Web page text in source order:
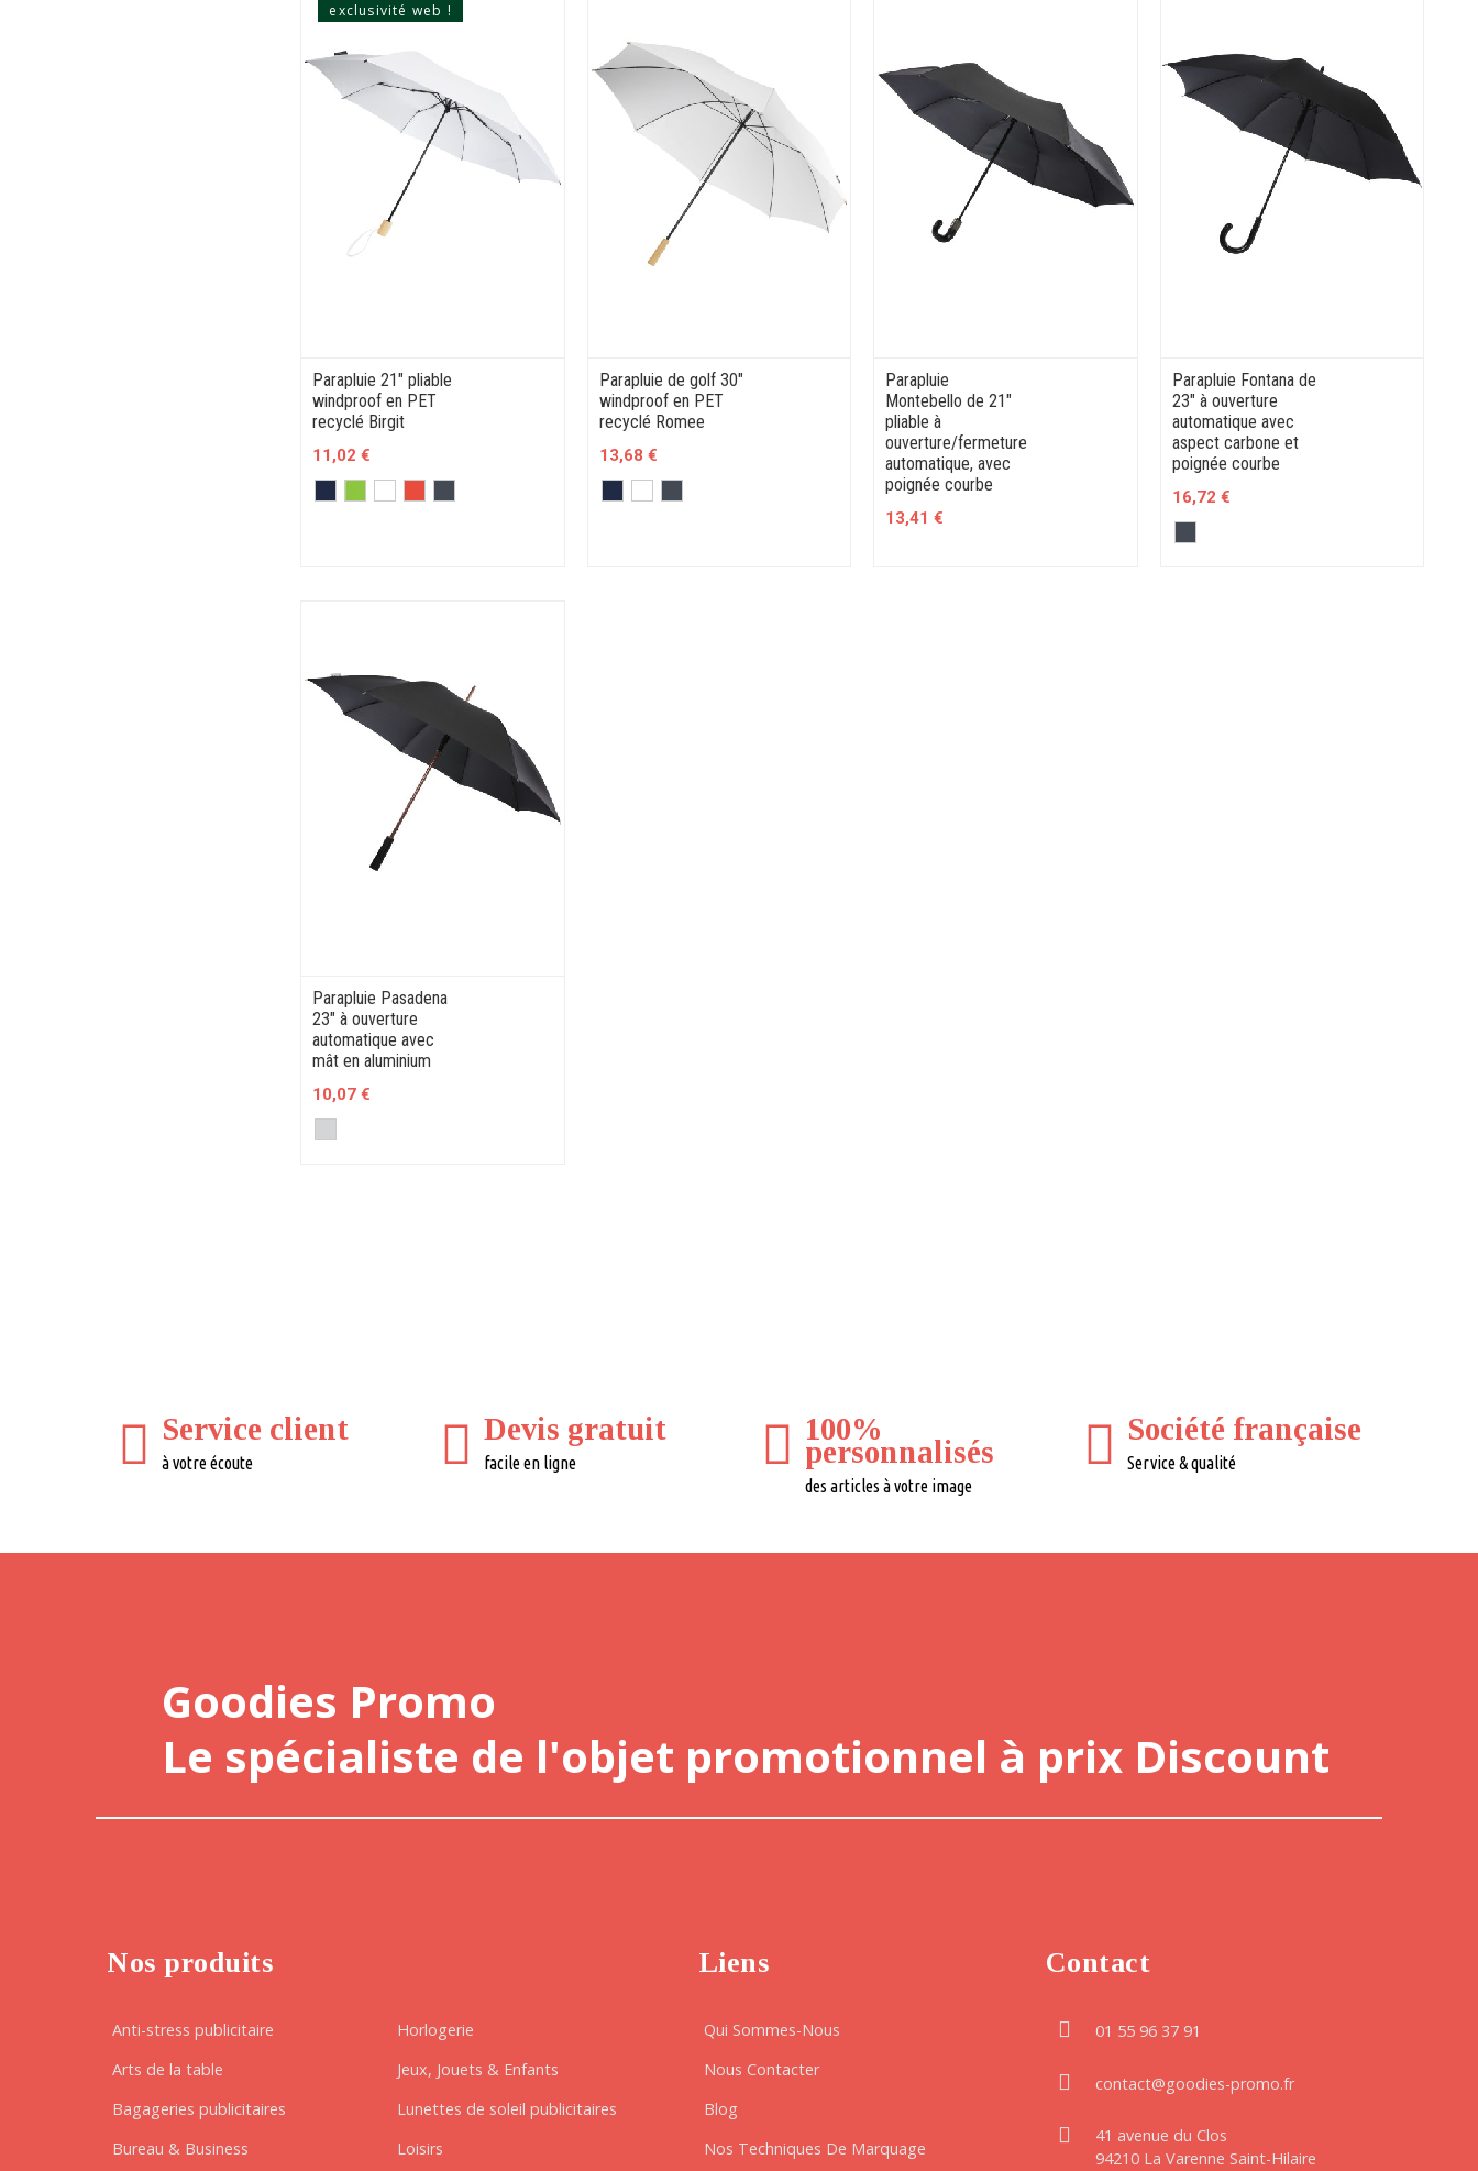
Parapluie 21" pliable
windproof en PET
recyclé Birgit
11,02 €
exclusivité web !
Parapluie de golf 30"
windproof en PET
recyclé Romee
13,68 €
Parapluie
Montebello de 21"
pliable à
ouverture/fermeture
automatique, avec
poignée courbe
13,41 €
Parapluie Fontana de
23" à ouverture
automatique avec
aspect carbone et
poignée courbe
16,72 €
Parapluie Pasadena
23" à ouverture
automatique avec
mât en aluminium
10,07 €
Service client
à votre écoute
Devis gratuit
facile en ligne
100%
personnalisés
des articles à votre image
Société française
Service & qualité
Goodies Promo
Le spécialiste de l'objet promotionnel à prix Discount
Nos produits
Anti-stress publicitaire
Arts de la table
Bagageries publicitaires
Bureau & Business
Horlogerie
Jeux, Jouets & Enfants
Lunettes de soleil publicitaires
Loisirs
Liens
Qui Sommes-Nous
Nous Contacter
Blog
Nos Techniques De Marquage
Contact
01 55 96 37 91
contact@goodies-promo.fr
41 avenue du Clos
94210 La Varenne Saint-Hilaire